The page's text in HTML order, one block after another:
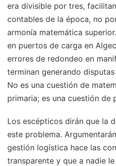
era divisible por tres,
contables de la época, no
armonía matemática
en puertos de carga en
errores de redondeo en
terminan generando
No es una cuestión de
primaria; es una cuestión de
Los escépticos dirán que la
este problema.
gestión logística hace las
transparente y que a nadie